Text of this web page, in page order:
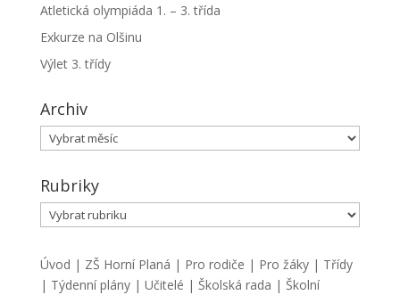
Atletická olympiáda 1. – 3. třída
Exkurze na Olšinu
Výlet 3. třídy
Archiv
Archiv
Rubriky
Rubriky
Úvod | ZŠ Horní Planá | Pro rodiče | Pro žáky| Třídy
| Týdenní plány| Učitelé | Školská rada | Školní